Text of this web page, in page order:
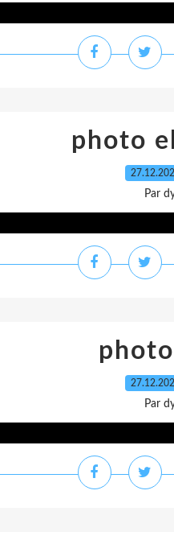
photo
Par
Par